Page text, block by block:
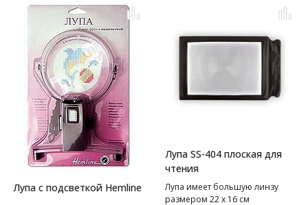
Лупа с подсветкой Hemline
Лупа SS-404 плоская для
чтения
Лупа имеет большую линзу
размером 22 х 16 см